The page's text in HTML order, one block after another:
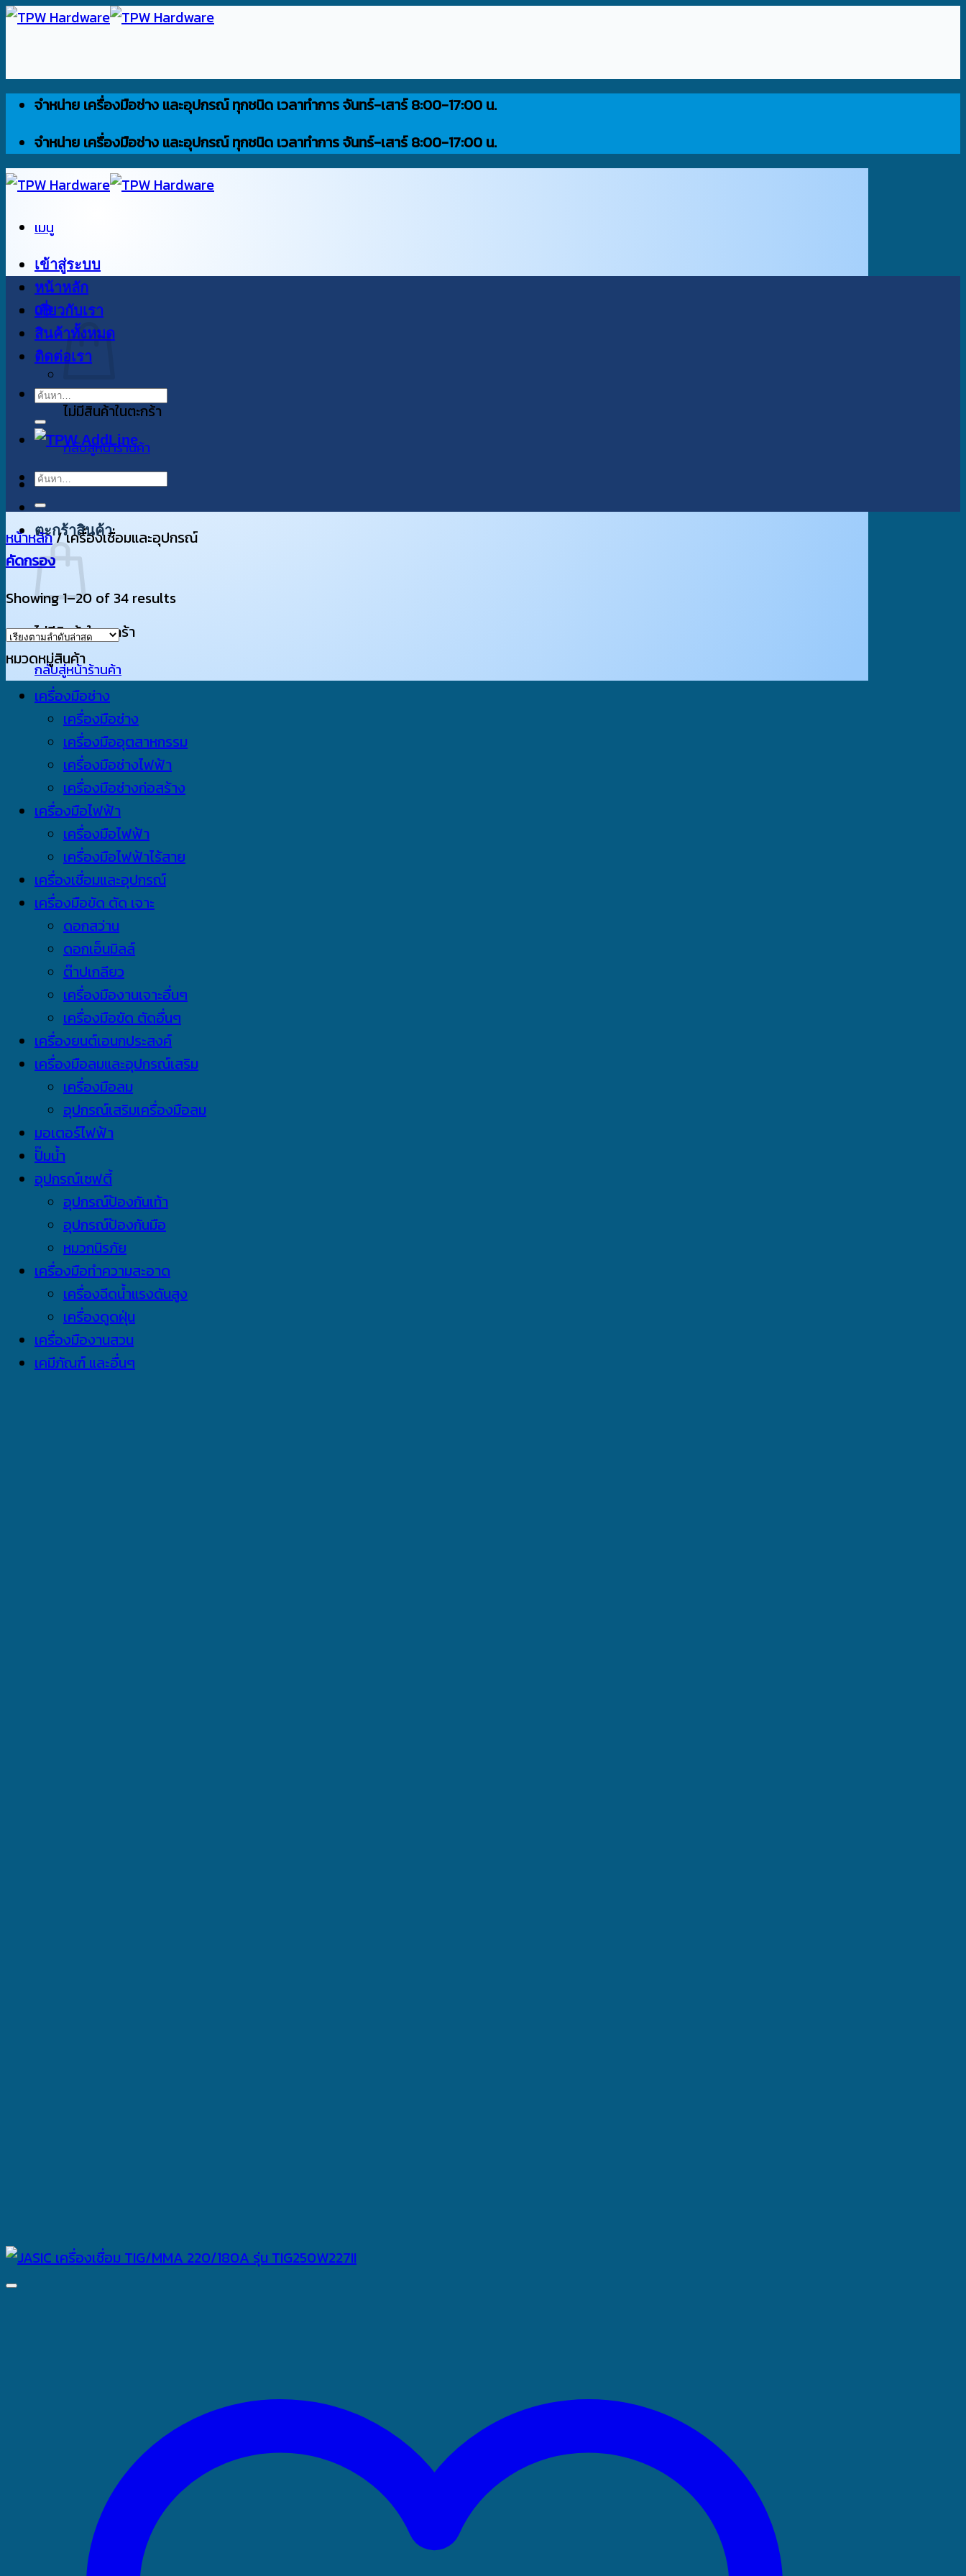
ข้าม
เนื้อหา
จำหน่าย เครื่องมือช่าง และอุปกรณ์ ทุกชนิด เวลาทำการ จันทร์-เสาร์ 8:00-17:00 น.
จำหน่าย เครื่องมือช่าง และอุปกรณ์ ทุกชนิด เวลาทำการ จันทร์-เสาร์ 8:00-17:00 น.
เมนู
เข้าสู่ระบบ
0฿
ไม่มีสินค้าในตะกร้า
กลับสู่หน้าร้านค้า
ตะกร้าสินค้า
ไม่มีสินค้าในตะกร้า
กลับสู่หน้าร้านค้า
หน้าหลัก
เกี่ยวกับเรา
สินค้าทั้งหมด
ติดต่อเรา
ค้นหา:
ค้นหา:
หน้าหลัก/เครื่องเชื่อมและอุปกรณ์
คัดกรอง
Showing 1–20 of 34 resultsSorted
หมวดหมู่สินค้า
เครื่องมือช่าง
เครื่องมือช่าง
เครื่องมืออุตสาหกรรม
เครื่องมือช่างไฟฟ้า
เครื่องมือช่างก่อสร้าง
เครื่องมือไฟฟ้า
เครื่องมือไฟฟ้า
เครื่องมือไฟฟ้าไร้สาย
เครื่องเชื่อมและอุปกรณ์
เครื่องมือขัด ตัด เจาะ
ดอกสว่าน
ดอกเอ็นมิลล์
ต๊าปเกลียว
เครื่องมืองานเจาะอื่นๆ
เครื่องมือขัด ตัดอื่นๆ
เครื่องยนต์เอนกประสงค์
เครื่องมือลมและอุปกรณ์เสริม
เครื่องมือลม
อุปกรณ์เสริมเครื่องมือลม
มอเตอร์ไฟฟ้า
ปั๊มน้ำ
อุปกรณ์เซฟตี้
อุปกรณ์ป้องกันเท้า
อุปกรณ์ป้องกันมือ
หมวกนิรภัย
เครื่องมือทำความสะอาด
เครื่องฉีดน้ำแรงดันสูง
เครื่องดูดฝุ่น
เครื่องมืองานสวน
เคมีภัณฑ์ และอื่นๆ